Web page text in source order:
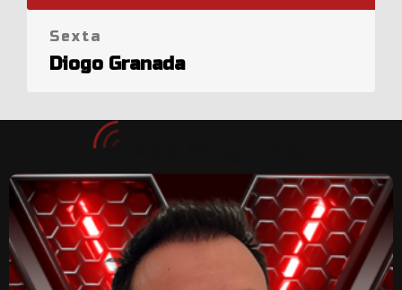
Sexta
Diogo Granada